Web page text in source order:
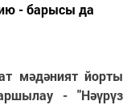
- барысы да
мәдәният йорты
- "Нәүрүз